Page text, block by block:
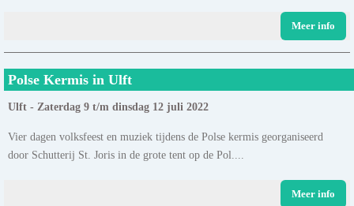
Meer info
Polse Kermis in Ulft
Ulft - Zaterdag 9 t/m dinsdag 12 juli 2022
Vier dagen volksfeest en muziek tijdens de Polse kermis georganiseerd
door Schutterij St. Joris in de grote tent op de Pol....
Meer info